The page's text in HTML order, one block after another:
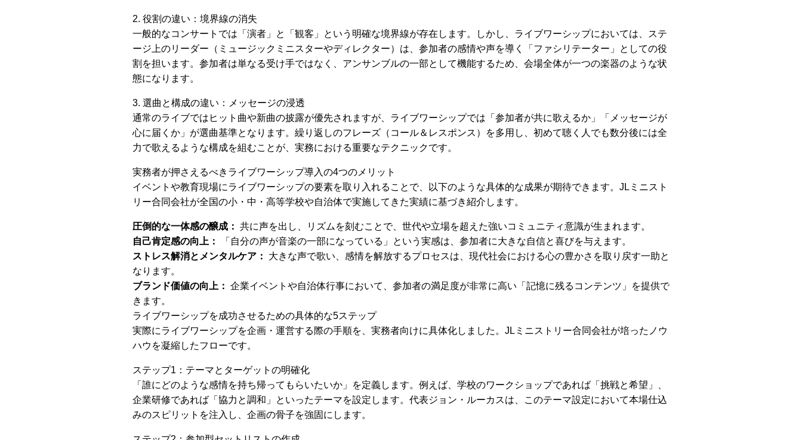
2. 役割の違い：境界線の消失
一般的なコンサートでは「演者」と「観客」という明確な境界線が存在します。しかし、ライブワーシップにおいては、ステ
ージ上のリーダー（ミュージックミニスターやディレクター）は、参加者の感情や声を導く「ファシリテーター」としての役
割を担います。参加者は単なる受け手ではなく、アンサンブルの一部として機能するため、会場全体が一つの楽器のような状
態になります。
3. 選曲と構成の違い：メッセージの浸透
通常のライブではヒット曲や新曲の披露が優先されますが、ライブワーシップでは「参加者が共に歌えるか」「メッセージが
心に届くか」が選曲基準となります。繰り返しのフレーズ（コール＆レスポンス）を多用し、初めて聴く人でも数分後には全
力で歌えるような構成を組むことが、実務における重要なテクニックです。
実務者が押さえるべきライブワーシップ導入の4つのメリット
イベントや教育現場にライブワーシップの要素を取り入れることで、以下のような具体的な成果が期待できます。JLミニスト
リー合同会社が全国の小・中・高等学校や自治体で実施してきた実績に基づき紹介します。
圧倒的な一体感の醸成： 共に声を出し、リズムを刻むことで、世代や立場を超えた強いコミュニティ意識が生まれます。
自己肯定感の向上：
「自分の声が音楽の一部になっている」という実感は、参加者に大きな自信と喜びを与えます。
ストレス解消とメンタルケア：
大きな声で歌い、感情を解放するプロセスは、現代社会における心の豊かさを取り戻す一助と
なります。
ブランド価値の向上： 企業イベントや自治体行事において、参加者の満足度が非常に高い「記憶に残るコンテンツ」を提供で
きます。
ライブワーシップを成功させるための具体的な5ステップ
実際にライブワーシップを企画・運営する際の手順を、実務者向けに具体化しました。JLミニストリー合同会社が培ったノウ
ハウを凝縮したフローです。
ステップ1：テーマとターゲットの明確化
「誰にどのような感情を持ち帰ってもらいたいか」を定義します。例えば、学校のワークショップであれば「挑戦と希望」、
企業研修であれば「協力と調和」といったテーマを設定します。代表ジョン・ルーカスは、このテーマ設定において本場仕込
みのスピリットを注入し、企画の骨子を強固にします。